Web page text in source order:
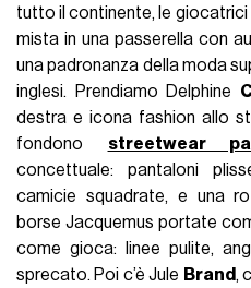
tutto il continente, le
mista in una passerella con
una padronanza della moda
inglesi. Prendiamo Delphine
destra e icona fashion allo
fondono streetwear
concettuale: pantaloni
camicie squadrate, e una
borse Jacquemus portate
come gioca: linee pulite,
sprecato. Poi c’è Jule Brand ,